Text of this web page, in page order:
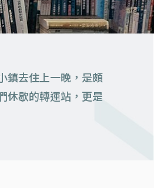
鎮去住上一晚，是頗
休歇的轉運站，更是